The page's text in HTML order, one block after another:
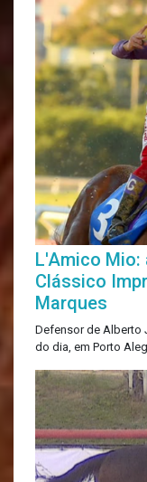
L'Amico
Clássico
Marques
Defensor de Alberto
do dia, em Porto